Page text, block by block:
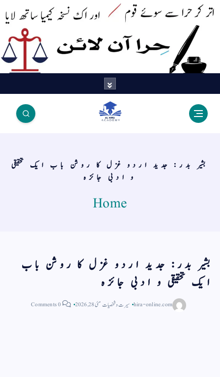
اک نسخہ کیمیا ساتھ لایا
بشیر بدر: جدید اردو غزل کا روشن باب ایک تحقیقی
و ادبی جائزہ
Home
بشیر بدر: جدید اردو غزل کا روشن باب
ایک تحقیقی و ادبی جائزہ
hira-online.com سیرت و شخصیاتمئی 28, 2026